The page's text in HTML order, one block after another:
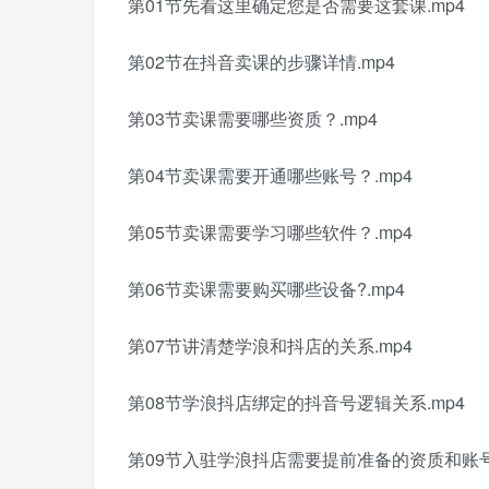
第02节在抖音卖课的步骤详情.mp4
第03节卖课需要哪些资质？.mp4
第04节卖课需要开通哪些账号？.mp4
第05节卖课需要学习哪些软件？.mp4
第06节卖课需要购买哪些设备?.mp4
第07节讲清楚学浪和抖店的关系.mp4
第08节学浪抖店绑定的抖音号逻辑关系.mp4
第09节入驻学浪抖店需要提前准备的资质和账